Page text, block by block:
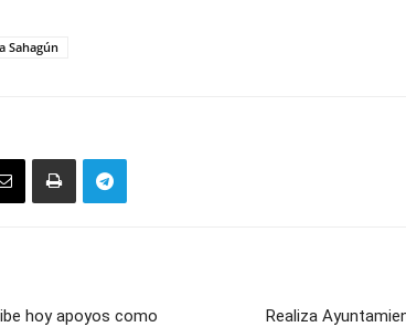
Sahagún
hoy apoyos como Realiza